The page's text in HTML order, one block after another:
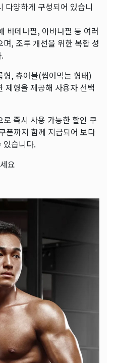
다양하게 구성되어 있습니
바데나필, 아바나필 등 여러
, 조루 개선을 위한 복합 성
형, 츄어블(씹어먹는 형태)
제형을 제공해 사용자 선택
즉시 사용 가능한 할인 쿠
폰까지 함께 지급되어 보다
있습니다.
요